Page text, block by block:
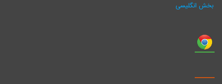
بخش انگلیسی